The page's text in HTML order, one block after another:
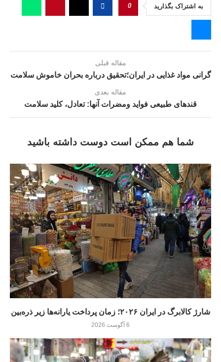
به اشتراک بگذارید 0
مقاله قبلی
گرانی مواد غذایی در ایران؛تحقيق درباره بحران خاموش سلامت
مقاله بعدی
قندهای طبیعی فواید ومضرات آنها: تعادل، کلید سلامت
شما هم ممکن است دوست داشته باشید
شارژ کالابرگ در ایران ۲۰۲۶؛ زمان پرداخت یارانه‌ها زیر ذره‌بین
6 آگوست 2026